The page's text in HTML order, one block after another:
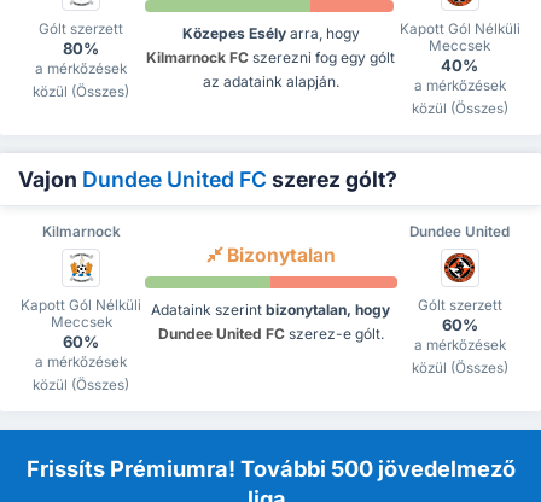
Gólt szerzett
80%
a mérkőzések
közül (Összes)
Közepes Esélyarra, hogy
Kilmarnock FC szerezni fog egy gólt
az adataink alapján.
Kapott Gól Nélküli
Meccsek
40%
a mérkőzések
közül (Összes)
Vajon Dundee United FC szerez gólt?
Kilmarnock Dundee United
Kapott Gól Nélküli
Meccsek
60%
a mérkőzések
közül (Összes)
Bizonytalan
Adataink szerint bizonytalan, hogy
Dundee United FCszerez-e gólt.
Gólt szerzett
60%
a mérkőzések
közül (Összes)
Frissíts Prémiumra! További 500 jövedelmező